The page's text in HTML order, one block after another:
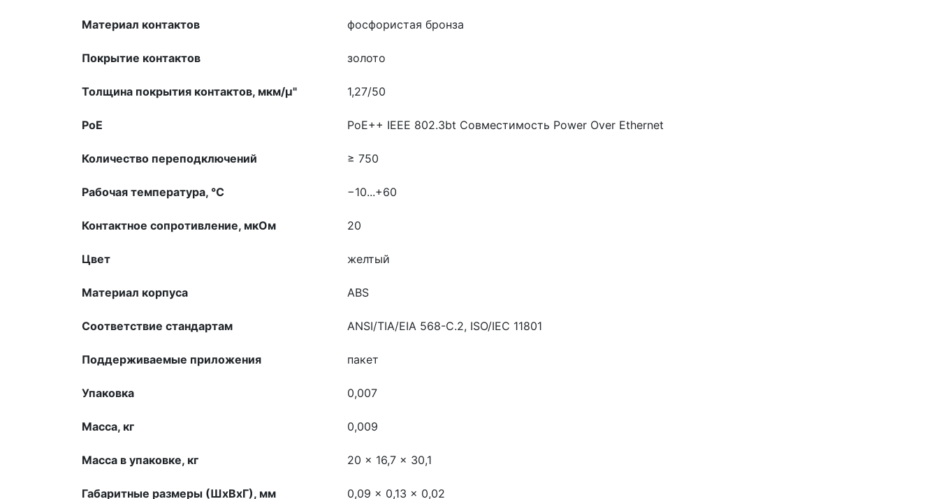
Материал контактов фосфористая бронза
Покрытие контактов золото
Толщина покрытия контактов, мкм/µ" 1,27/50
PoE PoE++ IEEE 802.3bt Совместимость Power Over Ethernet
Количество переподключений ≥ 750
Рабочая температура, °С −10...+60
Контактное сопротивление, мкOм 20
Цвет желтый
Материал корпуса ABS
Соответствие стандартам ANSI/TIA/EIA 568-C.2, ISO/IEC 11801
Поддерживаемые приложения пакет
Упаковка 0,007
Масса, кг 0,009
Масса в упаковке, кг 20 x 16,7 x 30,1
Габаритные размеры (ШхВхГ), мм 0,09 x 0,13 x 0,02